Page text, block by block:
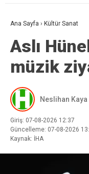
Ana Sayfa › Kültür Sanat
Aslı
müzik
Neslihan Kaya
Giriş: 07-08-2026 12:37
Güncelleme: 07-08-2026
Kaynak: İHA